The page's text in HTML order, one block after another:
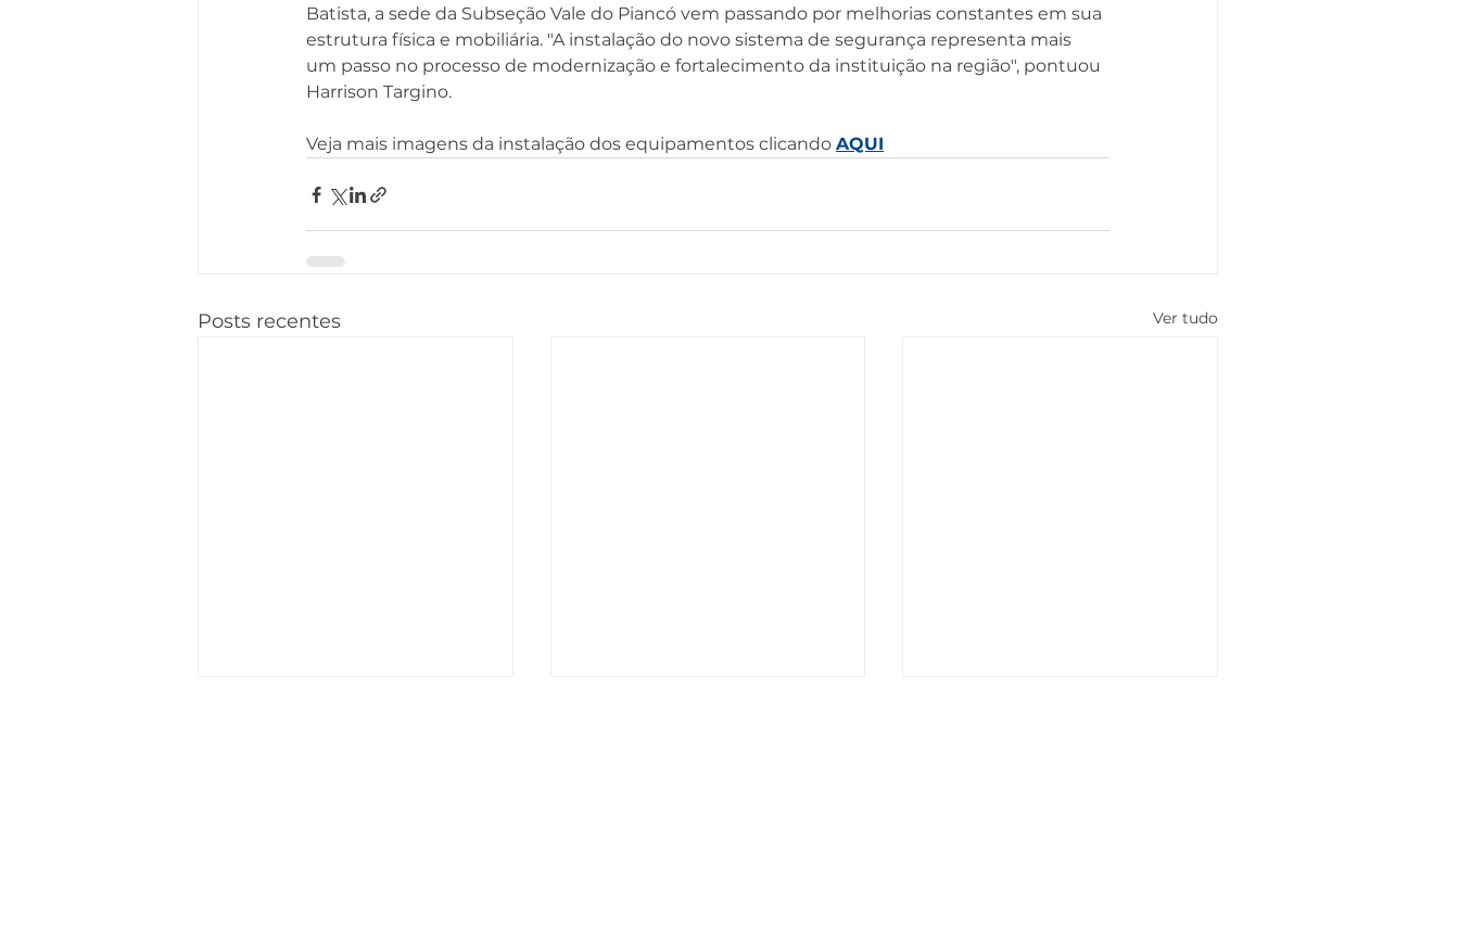
Batista, a sede da Subseção Vale do Piancó vem passando por melhorias constantes em sua
estrutura física e mobiliária. "A instalação do novo sistema de segurança representa mais
um passo no processo de modernização e fortalecimento da instituição na região", pontuou
Harrison Targino.
Veja mais imagens da instalação dos equipamentos clicando AQUI
Posts recentes Ver tudo